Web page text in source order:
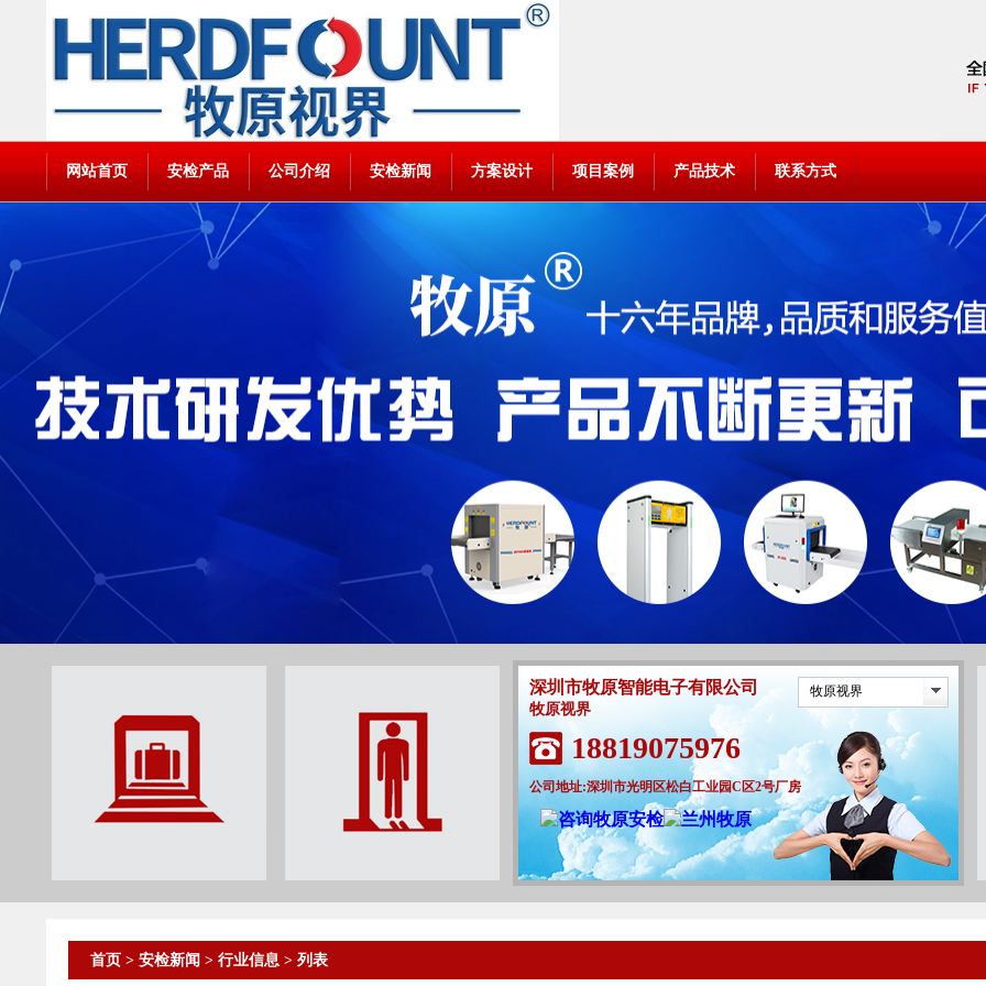
网站首页 安检产品 公司介绍 安检新闻 方案设计 项目案例 产品技术 联系方式
牧原视界
深圳市牧原智能电子有限公司
牧原视界
18819075976
公司地址:深圳市光明区松白工业园C区2号厂房
首页 > 安检新闻 > 行业信息 > 列表